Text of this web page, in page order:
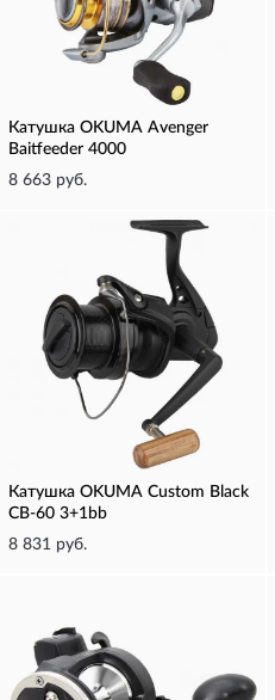
Катушка OKUMA Avenger
Baitfeeder 4000
8 663 руб.
Катушка OKUMA Custom Black
CB-60 3+1bb
8 831 руб.